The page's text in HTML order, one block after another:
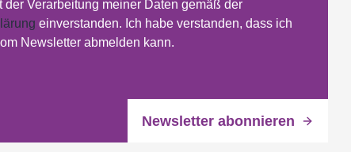
der Verarbeitung meiner Daten gemäß der
einverstanden. Ich habe verstanden, dass ich
Newsletter abmelden kann.